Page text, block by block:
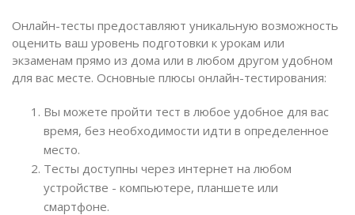
Онлайн-тесты предоставляют уникальную возможность
оценить ваш уровень подготовки к урокам или
экзаменам прямо из дома или в любом другом удобном
для вас месте. Основные плюсы онлайн-тестирования:
Вы можете пройти тест в любое удобное для вас
время, без необходимости идти в определенное
место.
Тесты доступны через интернет на любом
устройстве - компьютере, планшете или
смартфоне.